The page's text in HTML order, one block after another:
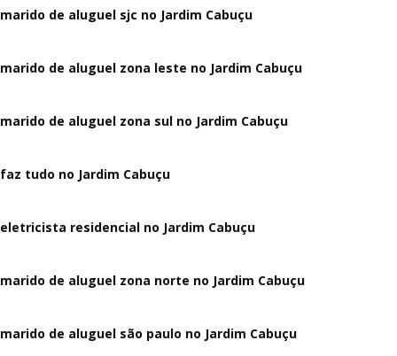
marido de aluguel sjc no Jardim Cabuçu
marido de aluguel zona leste no Jardim Cabuçu
marido de aluguel zona sul no Jardim Cabuçu
faz tudo no Jardim Cabuçu
eletricista residencial no Jardim Cabuçu
marido de aluguel zona norte no Jardim Cabuçu
marido de aluguel são paulo no Jardim Cabuçu